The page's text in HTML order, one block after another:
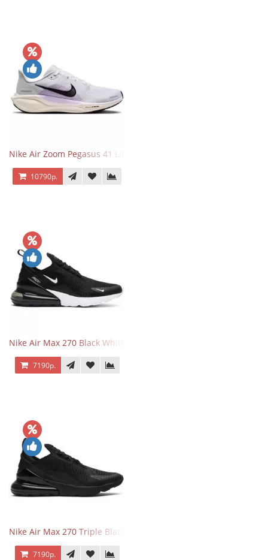
Nike Air Zoom Pegasus 41 Lilac Bloom
10790р.
Nike Air Max 270 Black White
7190р.
Nike Air Max 270 Triple Black
7190р.